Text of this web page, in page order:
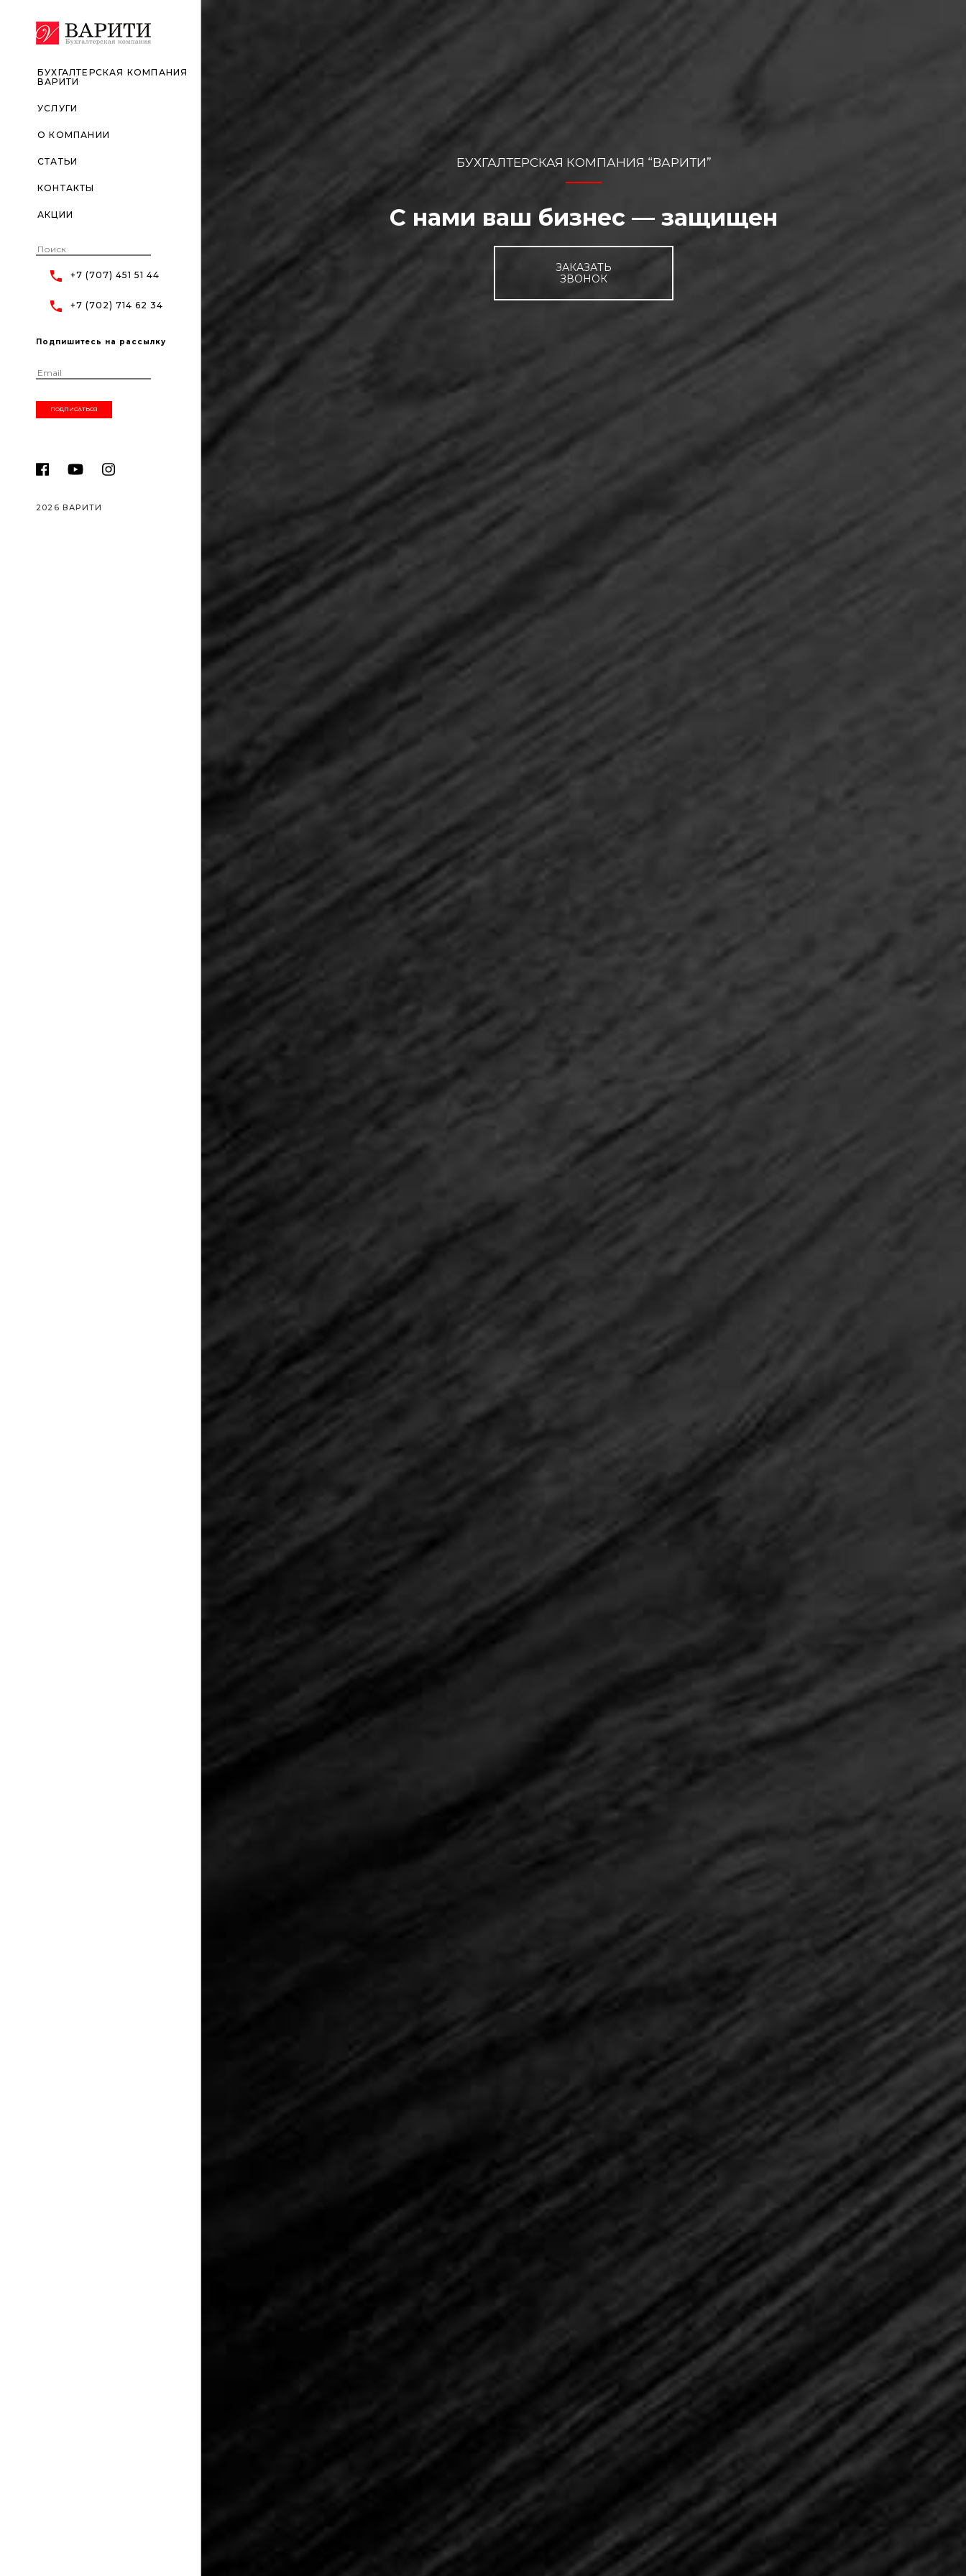
БУХГАЛТЕРСКАЯ КОМПАНИЯ
ВАРИТИ
УСЛУГИ
О КОМПАНИИ
СТАТЬИ
КОНТАКТЫ
АКЦИИ
+7 (707) 451 51 44
+7 (702) 714 62 34
Подпишитесь на рассылку
2026 ВАРИТИ
БУХГАЛТЕРСКАЯ КОМПАНИЯ “ВАРИТИ”
С нами ваш бизнес — защищен
ЗАКАЗАТЬ
ЗВОНОК